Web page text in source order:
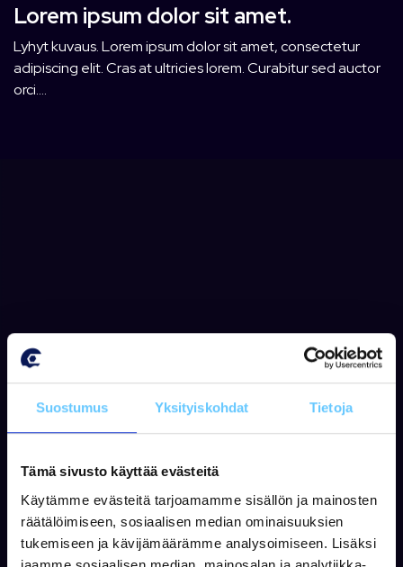
Suostumus Yksityiskohdat Tietoja
Tämä sivusto käyttää evästeitä
Käytämme evästeitä tarjoamamme sisällön ja mainosten
räätälöimiseen, sosiaalisen median ominaisuuksien
tukemiseen ja kävijämäärämme analysoimiseen. Lisäksi
Lorem ipsum dolor sit amet.
Lyhyt kuvaus. Lorem ipsum dolor sit amet, consectetur
adipiscing elit. Cras at ultricies lorem. Curabitur sed auctor
orci....
Tilaamalla uutiskirjeen saat parhaat tarjoukset
ja tietoa uutuuksista sähköpostiisi!